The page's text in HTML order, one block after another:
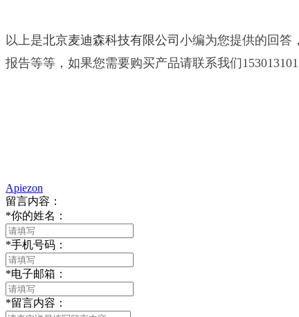
以上是北京麦迪森科技有限公司 小编为您提供的回答
报告等等，如果您需要购买产品请联系我们
Apiezon
留言内容：
*你的姓名：
*手机号码：
*电子邮箱：
*留言内容：